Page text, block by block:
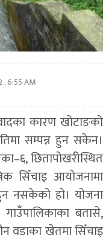
6:55 AM
कारण खोटाङको
सम्पन्न हुन सकेन।
छितापोखरीस्थित
सिँचाइ आयोजनामा
नसकेको हो। योजना
बतासे,
वडाका खेतमा सिँचाइ